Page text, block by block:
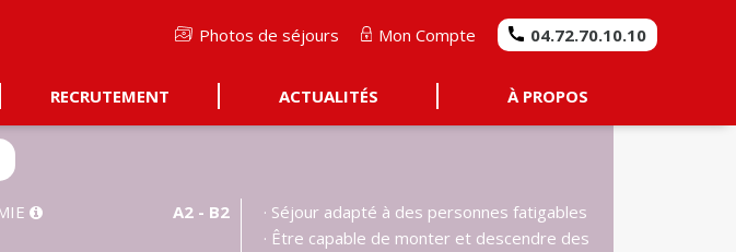
Photos de séjours Mon Compte 04.72.70.10.10
RECRUTEMENT ACTUALITÉS À PROPOS
 A2 - B2
· Séjour adapté à des personnes fatigables
· Être capable de monter et descendre des